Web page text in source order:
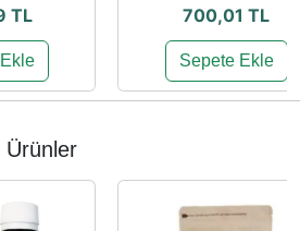
TL 700,01 TL
Sepete Ekle
Ürünler